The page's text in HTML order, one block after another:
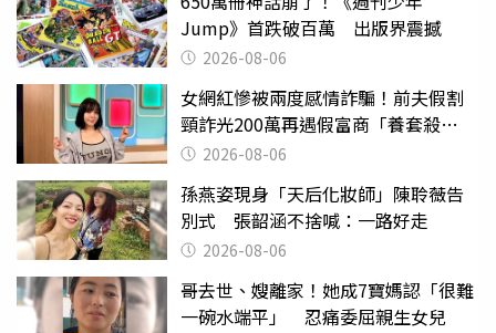
Jump》首跌破百萬 出版界震撼
2026-08-06
女網紅慘被兩度感情詐騙！前夫假割
頸詐光200萬再遇假富商「養套殺
2000萬」
2026-08-06
孫燕姿現身「天后化妝師」陳聆薇告
別式 張韶涵不捨喊：一路好走
2026-08-06
哥去世、嫂離家！她成7寶媽認「很難
一碗水端平」 忍痛委屈親生女兒